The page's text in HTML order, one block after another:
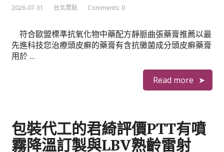
2026-07-31 台北票貼 Comments: 0
符合歐盟標準抗氧化物中藥配方靜脈曲張藥膏推薦以最
先進科技您治療頭皮癬的藥膏有含抗黴菌成分頭皮癬藥膏
用於 …
Read more
包裝代工的君綺評價PTT有噴
霧降溫訂製與LBV熟齡雷射